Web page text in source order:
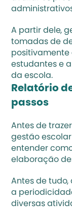
A partir dele,
tomadas de
positivamente
estudantes e
da escola.
Relatório
passos
Antes de
gestão
entender
elaboração
Antes de
a
diversas